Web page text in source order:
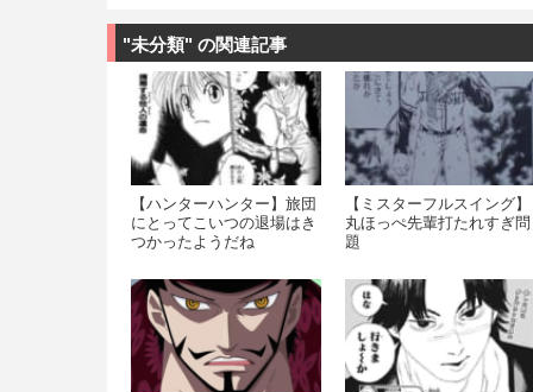
"未分類" の関連記事
【ハンターハンター】旅団
にとってこいつの退場はき
つかったようだね
【ミスターフルスイング】
丸ほっぺ先輩打たれすぎ問
題